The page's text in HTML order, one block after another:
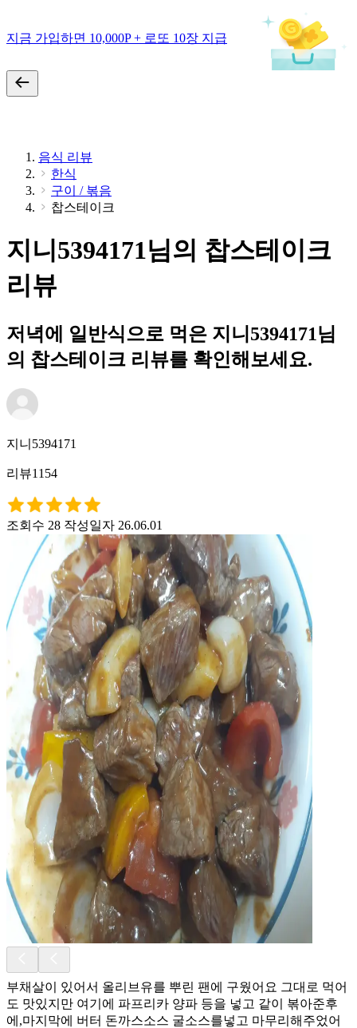
지금 가입하면 10,000P + 로또 10장 지급
음식 리뷰
한식
구이 / 볶음
찹스테이크
지니5394171님의 찹스테이크
리뷰
저녁에 일반식으로 먹은 지니5394171님
의 찹스테이크 리뷰를 확인해보세요.
지니5394171
리뷰1154
조회수 28 작성일자 26.06.01
부채살이 있어서 올리브유를 뿌린 팬에 구웠어요 그대로 먹어
도 맛있지만 여기에 파프리카 양파 등을 넣고 같이 볶아준후
에,마지막에 버터 돈까스소스 굴소스를넣고 마무리해주었어